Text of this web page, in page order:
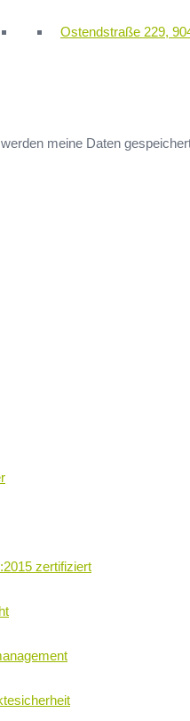
Ostendstraße 229,
zertifiziert
meine Daten